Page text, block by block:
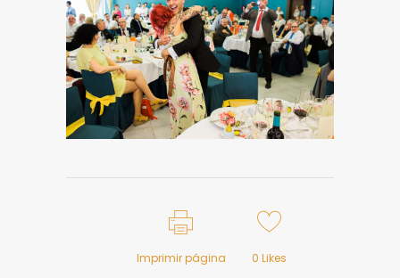
Imprimir página 0 Likes